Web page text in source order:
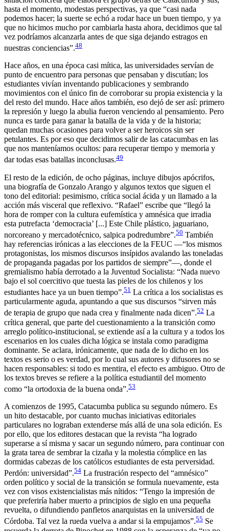
hasta el momento, modestas perspectivas, ya que “casi nada
podemos hacer; la suerte se echó a rodar hace un buen tiempo, y ya
que no hicimos mucho por cambiarla hasta ahora, decidimos que tal
vez podríamos alcanzarla antes de que siga dejando estragos en
nuestras conciencias”.48
Hace años, en una época casi mítica, las universidades servían de
punto de encuentro para personas que pensaban y discutían; los
estudiantes vivían inventando publicaciones y sembrando
movimientos con el único fin de corroborar su propia existencia y la
del resto del mundo. Hace años también, eso dejó de ser así: primero
la represión y luego la abulia fueron venciendo al pensamiento. Pero
nunca es tarde para ganar la batalla de la vida y de la historia;
quedan muchas ocasiones para volver a ser heroicos sin ser
petulantes. Es por eso que decidimos salir de las catacumbas en las
que nos manteníamos ocultos: para recuperar tiempo y memoria y
dar todas esas batallas inconclusas.49
El resto de la edición, de ocho páginas, incluye dibujos apócrifos,
una biografía de Gonzalo Arango y algunos textos que siguen el
tono del editorial: pesimismo, crítica social ácida y un llamado a la
acción más visceral que reflexivo. “Rafael” escribe que “llegó la
hora de romper con la cultura eufemística y amnésica que irradia
esta putrefacta ‘democracia’ [...] Este Chile plástico, jaguariano,
norcoreano y mercadotécnico, salpica podredumbre”.50 También
hay referencias irónicas a las elecciones de la FEUC —“los mismos
protagonistas, los mismos discursos insípidos avalando las toneladas
de propaganda pagadas por los partidos de siempre”—, donde el
gremialismo había derrotado a la Juventud Socialista: “Nada nuevo
bajo el sol coercitivo que tuesta las pieles de los chilenos y los
estudiantes hace ya un buen tiempo”.51 La crítica a los socialistas es
particularmente aguda, apuntando a que sus discursos “sirven más
de terapia de grupo que nada crea y finalmente nada dicen”.52 La
crítica general, que parte del cuestionamiento a la transición como
arreglo político-institucional, se extiende así a la cultura y a todos los
escenarios en los cuales dicha lógica se instala como paradigma
dominante. Se aclara, irónicamente, que nada de lo dicho en los
textos es serio o es verdad, por lo cual sus autores y difusores no se
hacen responsables: si todo es mentira, el efecto es ambiguo. Otro de
los textos breves se refiere a la política estudiantil del momento
como “la ortodoxia de la buena onda”.53
A comienzos de 1995, Catacumba publica su segundo número. Es
un hito destacable, por cuanto muchas iniciativas editoriales
particulares no lograban extenderse más allá de una sola edición. Es
por ello, que los editores destacan que la revista “ha logrado
superarse a sí misma y sacar un segundo número, para continuar con
la grata tarea de sembrar la cizaña y la molestia cómplice en las
dormidas cabezas de los católicos estudiantes de esta perversidad.
Perdón: universidad”.54 La frustración respecto del “amnésico”
orden político y social de la transición se formula nuevamente, esta
vez con visos existencialistas más nítidos: “Tengo la impresión de
que preferiría haber muerto a principios de siglo en una pequeña
revuelta, o difundiendo panfletos anarquistas en la universidad de
Córdoba. Tal vez la rueda vuelva a andar si la empujamos”.55 Se